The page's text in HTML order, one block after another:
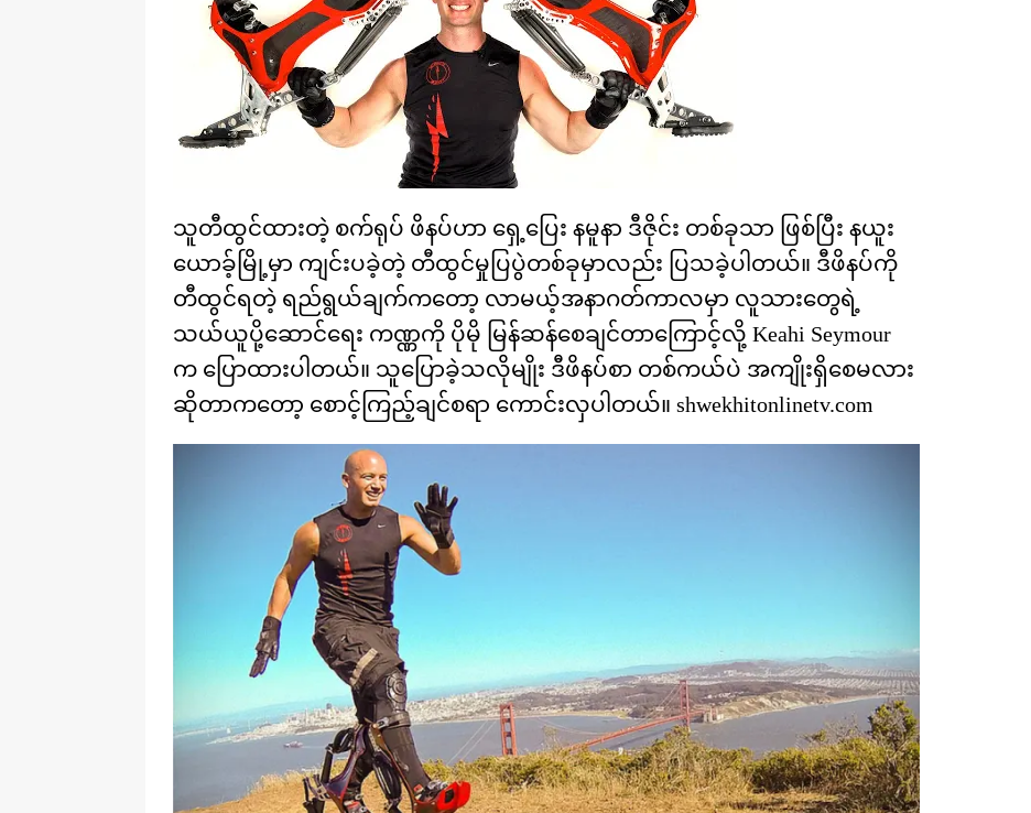
သူတီထွင်ထားတဲ့ စက်ရုပ် ဖိနပ်ဟာ ရှေ့ပြေး နမူနာ ဒီဇိုင်း တစ်ခုသာ ဖြစ်ပြီး နယူး
ယောခ့်မြို့မှာ ကျင်းပခဲ့တဲ့ တီထွင်မှုပြပွဲတစ်ခုမှာလည်း ပြသခဲ့ပါတယ်။ ဒီဖိနပ်ကို
တီထွင်ရတဲ့ ရည်ရွယ်ချက်ကတော့ လာမယ့်အနာဂတ်ကာလမှာ လူသားတွေရဲ့
သယ်ယူပို့ဆောင်ရေး ကဏ္ဏကို ပိုမို မြန်ဆန်စေချင်တာကြောင့်လို့ Keahi Seymour
က ပြောထားပါတယ်။ သူပြောခဲ့သလိုမျိုး ဒီဖိနပ်စာ တစ်ကယ်ပဲ အကျိုးရှိစေမလား
ဆိုတာကတော့ စောင့်ကြည့်ချင်စရာ ကောင်းလှပါတယ်။ shwekhitonlinetv.com